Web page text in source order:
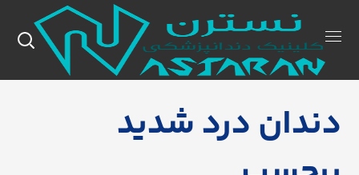
دندان درد شدید